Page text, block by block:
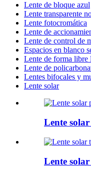
Lente de bloque azul
Lente transparente
Lente fotocromática
Lente de
Lente de control de
Espacios en blanco
Lente de forma libre
Lente de
Lentes bifocales y
Lente solar
Lente
Lente